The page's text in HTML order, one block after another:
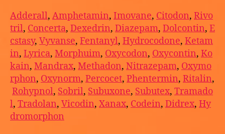
Adderall, Amphetamin, Imovane, Citodon, Rivo
tril, Concerta, Dexedrin, Diazepam, Dolcontin, E
cstasy, Vyvanse, Fentanyl, Hydrocodone, Ketam
in, Lyrica, Morphuim, Oxycodon, Oxycontin, Ko
kain, Mandrax, Methadon, Nitrazepam, Oxymo
rphon, Oxynorm, Percocet, Phentermin, Ritalin,
Rohypnol, Sobril, Subuxone, Subutex, Tramado
l, Tradolan, Vicodin, Xanax, Codein, Didrex, Hy
dromorphon